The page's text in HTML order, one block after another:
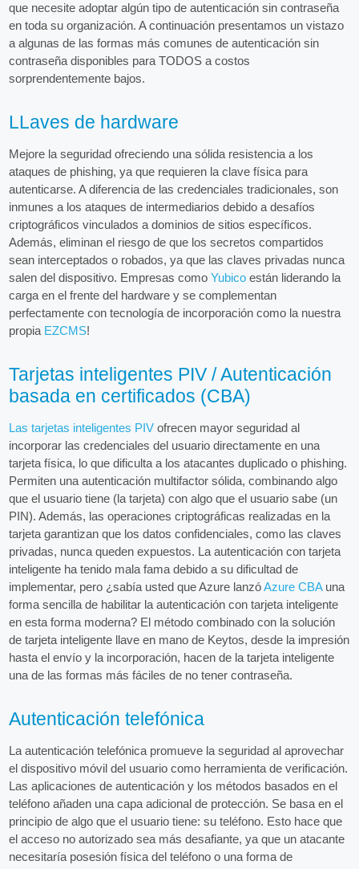
que necesite adoptar algún tipo de autenticación sin contraseña
en toda su organización. A continuación presentamos un vistazo
a algunas de las formas más comunes de autenticación sin
contraseña disponibles para TODOS a costos
sorprendentemente bajos.
LLaves de hardware
Mejore la seguridad ofreciendo una sólida resistencia a los
ataques de phishing, ya que requieren la clave física para
autenticarse. A diferencia de las credenciales tradicionales, son
inmunes a los ataques de intermediarios debido a desafíos
criptográficos vinculados a dominios de sitios específicos.
Además, eliminan el riesgo de que los secretos compartidos
sean interceptados o robados, ya que las claves privadas nunca
salen del dispositivo. Empresas comoYubico están liderando la
carga en el frente del hardware y se complementan
perfectamente con tecnología de incorporación como la nuestra
propia EZCMS!
Tarjetas inteligentes PIV / Autenticación
basada en certificados (CBA)
Las tarjetas inteligentes PIV ofrecen mayor seguridad al
incorporar las credenciales del usuario directamente en una
tarjeta física, lo que dificulta a los atacantes duplicado o phishing.
Permiten una autenticación multifactor sólida, combinando algo
que el usuario tiene (la tarjeta) con algo que el usuario sabe (un
PIN). Además, las operaciones criptográficas realizadas en la
tarjeta garantizan que los datos confidenciales, como las claves
privadas, nunca queden expuestos. La autenticación con tarjeta
inteligente ha tenido mala fama debido a su dificultad de
implementar, pero ¿sabía usted que Azure lanzóAzure CBAuna
forma sencilla de habilitar la autenticación con tarjeta inteligente
en esta forma moderna? El método combinado con la solución
de tarjeta inteligente llave en mano de Keytos, desde la impresión
hasta el envío y la incorporación, hacen de la tarjeta inteligente
una de las formas más fáciles de no tener contraseña.
Autenticación telefónica
La autenticación telefónica promueve la seguridad al aprovechar
el dispositivo móvil del usuario como herramienta de verificación.
Las aplicaciones de autenticación y los métodos basados en el
teléfono añaden una capa adicional de protección. Se basa en el
principio de algo que el usuario tiene: su teléfono. Esto hace que
el acceso no autorizado sea más desafiante, ya que un atacante
necesitaría posesión física del teléfono o una forma de